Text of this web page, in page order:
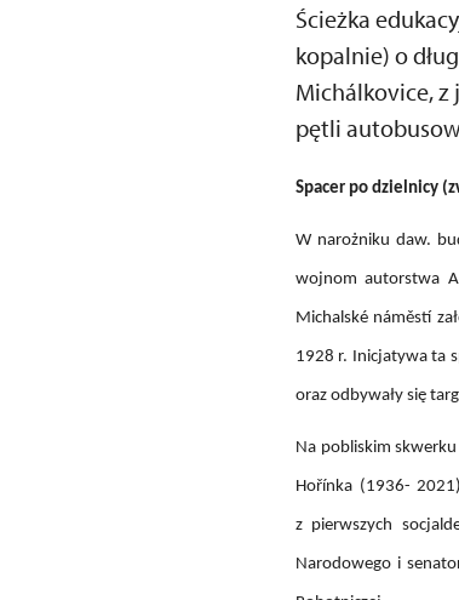
Ścieżka
kopalnie) o
Michálkovice,
pętli
Spacer po dzielnicy
W narożniku daw.
wojnom autorstwa
Michalské náměstí
1928 r. Inicjatywa ta
oraz odbywały się
Na pobliskim
Hořínka (1936-
z pierwszych
Narodowego i